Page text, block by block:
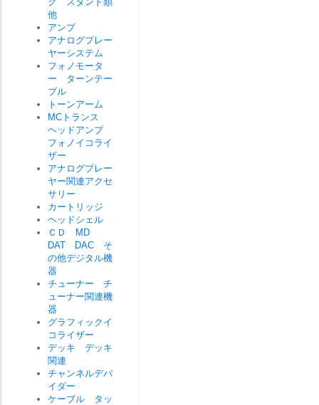
他
アンプ
アナログプレー
ヤーシステム
フォノモータ
ー ターンテー
ブル
トーンアーム
MCトランス
ヘッドアンプ
フォノイコライ
ザー
アナログプレー
ヤー関連アクセ
サリー
カートリッジ
ヘッドシェル
ＣＤ MD
DAT DAC そ
の他デジタル機
器
チューナー チ
ューナー関連機
器
グラフィックイ
コライザー
デッキ デッキ
関連
チャンネルデバ
イダー
ケーブル タッ